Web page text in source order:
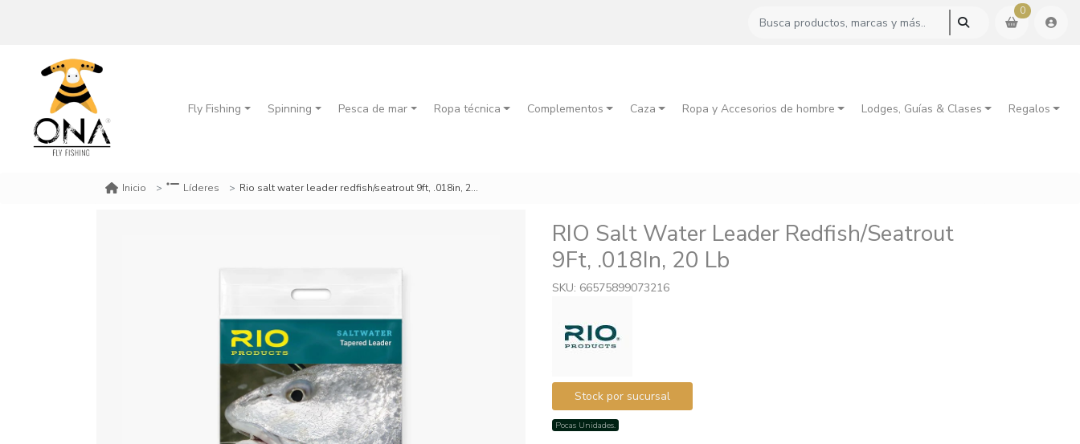
0
Fly Fishing Spinning Pesca de mar Ropa técnica Complementos Caza Ropa y Accesorios de hombre Lodges, Guías & Clases Regalos
Inicio Líderes Rio salt water leader redfish/seatrout 9ft, .018in, 20 lb
RIO Salt Water Leader Redfish/Seatrout
9Ft, .018In, 20 Lb
SKU: 66575899073216
Stock por sucursal
Pocas Unidades.